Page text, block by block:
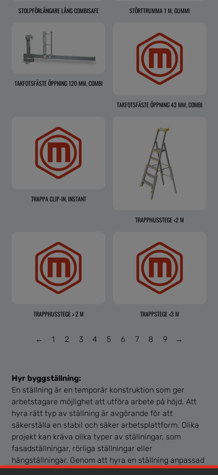
STOLPFÖRLÄNGARE LÅNG COMBISAFE STÖRTTRUMMA 1 M, GUMMI
TAKFOTSFÄSTE ÖPPNING 120 MM, COMBI
TAKFOTSFÄSTE ÖPPNING 43 MM, COMBI
TRAPPA CLIP-IN, INSTANT
TRAPPHUSSTEGE <2 M
TRAPPHUSSTEGE > 2 M TRAPPSTEGE <3 M
← 1 2 3 4 5 6 7 8 9 →
Hyr byggställning:
En ställning är en temporär konstruktion som ger
arbetstagare möjlighet att utföra arbete på höjd. Att
hyra rätt typ av ställning är avgörande för att
säkerställa en stabil och säker arbetsplattform. Olika
projekt kan kräva olika typer av ställningar, som
fasadställningar, rörliga ställningar eller
hängställningar. Genom att hyra en ställning anpassad